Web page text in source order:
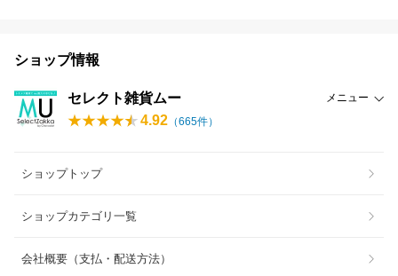
ショップ情報
セレクト雑貨ムー メニュー
4.92 （665件）
ショップトップ
ショップカテゴリ一覧
会社概要（支払・配送方法）